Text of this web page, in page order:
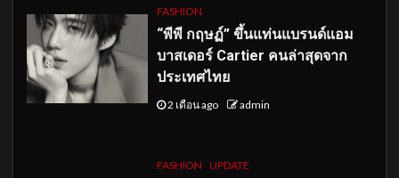
FASHION
“พีพี กฤษฏ์” ขึ้นแท่นแบรนด์แอม
บาสเดอร์ Cartier คนล่าสุดจาก
ประเทศไทย
2 เดือน ago admin
FASHION UPDATE